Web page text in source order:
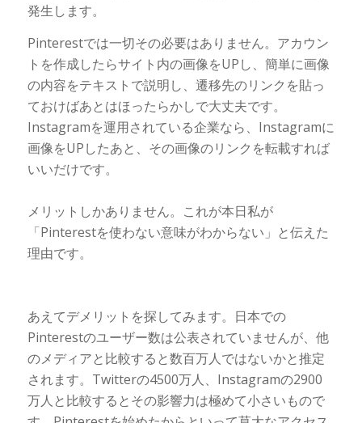
発生します。
Pinterestでは一切その必要はありません。アカウン
トを作成したらサイト内の画像をUPし、簡単に画像
の内容をテキストで説明し、遷移先のリンクを貼っ
ておけばあとはほったらかしで大丈夫です。
Instagramを運用されている企業なら、Instagramに
画像をUPしたあと、その画像のリンクを転載すれば
いいだけです。
メリットしかありません。これが本日私が
「Pinterestを使わない意味がわからない」と伝えた
理由です。
あえてデメリットを探してみます。日本での
Pinterestのユーザー数は公表されていませんが、他
のメディアと比較すると数百万人ではないかと推定
されます。Twitterの4500万人、Instagramの2900
万人と比較するとその影響力は極めて小さいもので